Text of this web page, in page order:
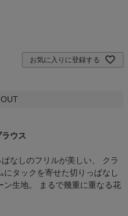
お気に入りに登録する
ウス
なしのフリルが美しい、 クラ
タックを寄せた切りっぱなし
生地。 まるで幾重に重なる花